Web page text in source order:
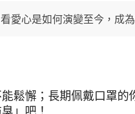
愛心是如何演變至今，成
鬆懈；長期佩戴口罩
」吧！